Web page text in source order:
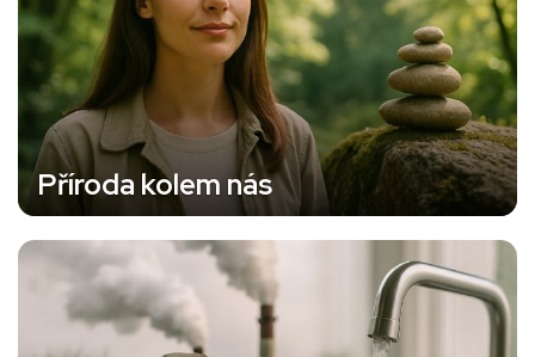
Příroda kolem nás